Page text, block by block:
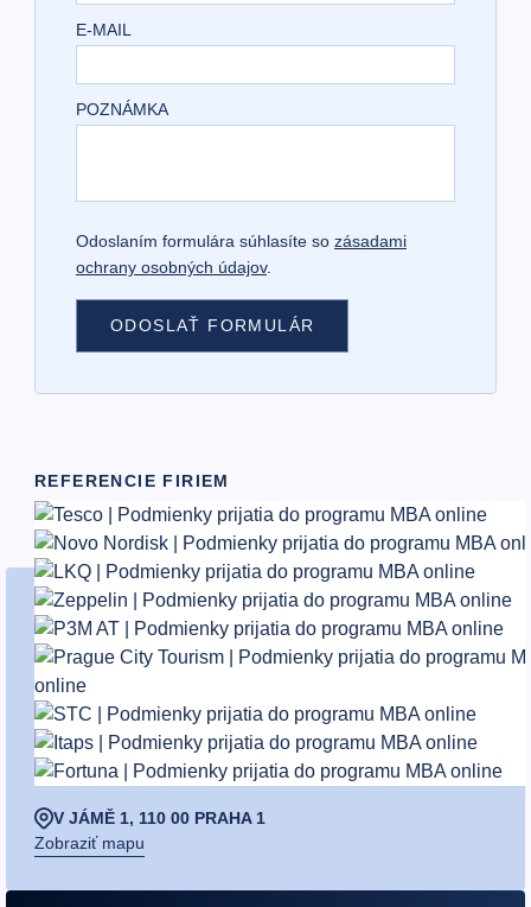
E-MAIL
POZNÁMKA
Odoslaním formulára súhlasíte so zásadami
ochrany osobných údajov.
ODOSLAŤ FORMULÁR
REFERENCIE FIRIEM
Potrebujete poradiť?
+420 601 553 562
Po—Pá 9.00—17.00
INFO@BRITSCHOOL.CZ
Reagujeme do 24 hodín
V JÁMĚ 1, 110 00 PRAHA 1
Zobraziť mapu